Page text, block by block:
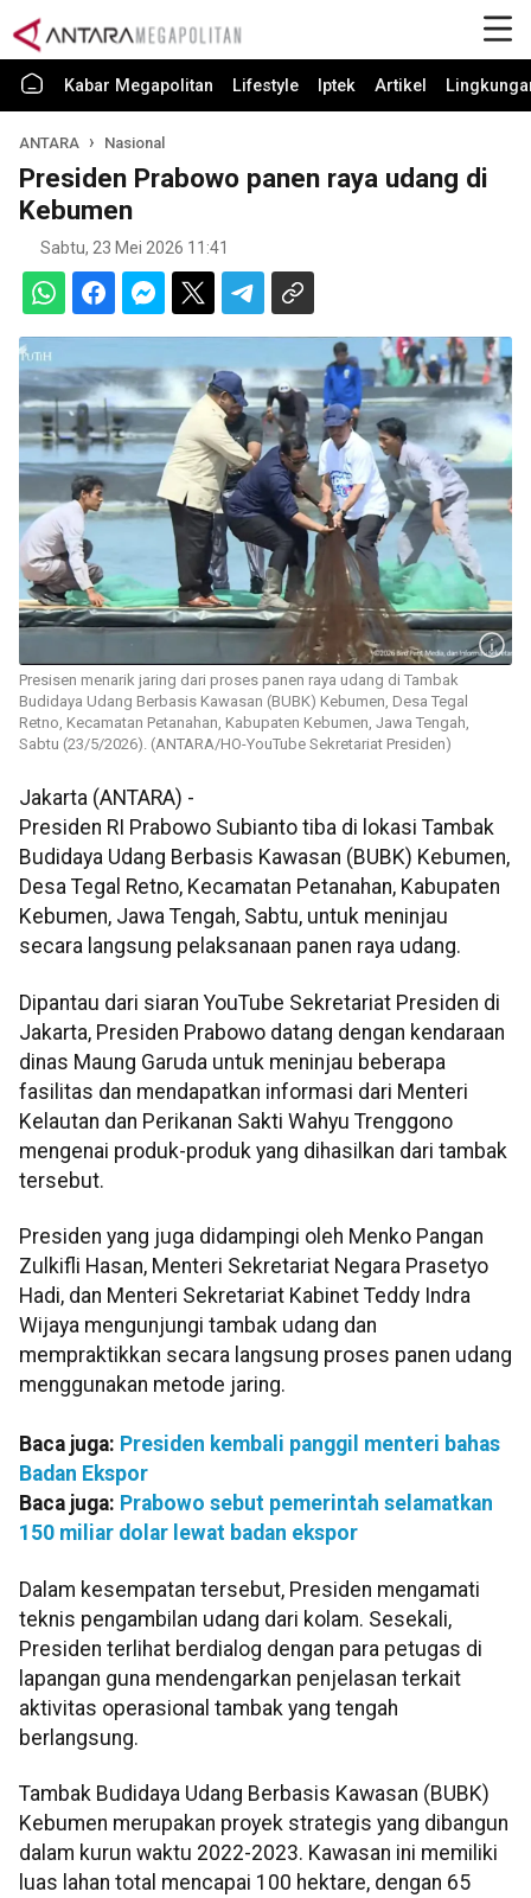
Kabar Megapolitan Lifestyle Iptek Artikel
ANTARA Nasional
Presiden Prabowo panen raya udang di
Kebumen
Sabtu, 23 Mei 2026 11:41
Presisen menarik jaring dari proses panen raya udang di Tambak
Budidaya Udang Berbasis Kawasan (BUBK) Kebumen, Desa Tegal
Retno, Kecamatan Petanahan, Kabupaten Kebumen, Jawa Tengah,
Sabtu (23/5/2026). (ANTARA/HO-YouTube Sekretariat Presiden)
Jakarta (ANTARA) -
Presiden RI Prabowo Subianto tiba di lokasi Tambak
Budidaya Udang Berbasis Kawasan (BUBK) Kebumen,
Desa Tegal Retno, Kecamatan Petanahan, Kabupaten
Kebumen, Jawa Tengah, Sabtu, untuk meninjau
secara langsung pelaksanaan panen raya udang.
Dipantau dari siaran YouTube Sekretariat Presiden di
Jakarta, Presiden Prabowo datang dengan kendaraan
dinas Maung Garuda untuk meninjau beberapa
fasilitas dan mendapatkan informasi dari Menteri
Kelautan dan Perikanan Sakti Wahyu Trenggono
mengenai produk-produk yang dihasilkan dari tambak
tersebut.
Presiden yang juga didampingi oleh Menko Pangan
Zulkifli Hasan, Menteri Sekretariat Negara Prasetyo
Hadi, dan Menteri Sekretariat Kabinet Teddy Indra
Wijaya mengunjungi tambak udang dan
mempraktikkan secara langsung proses panen udang
menggunakan metode jaring.
Baca juga: Presiden kembali panggil menteri bahas
Badan Ekspor
Baca juga: Prabowo sebut pemerintah selamatkan
150 miliar dolar lewat badan ekspor
Dalam kesempatan tersebut, Presiden mengamati
teknis pengambilan udang dari kolam. Sesekali,
Presiden terlihat berdialog dengan para petugas di
lapangan guna mendengarkan penjelasan terkait
aktivitas operasional tambak yang tengah
berlangsung.
Tambak Budidaya Udang Berbasis Kawasan (BUBK)
Kebumen merupakan proyek strategis yang dibangun
dalam kurun waktu 2022-2023. Kawasan ini memiliki
luas lahan total mencapai 100 hektare, dengan 65